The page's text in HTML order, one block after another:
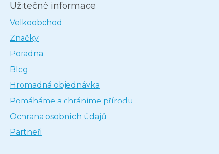
Užitečné informace
Velkoobchod
Značky
Poradna
Blog
Hromadná objednávka
Pomáháme a chráníme přírodu
Ochrana osobních údajů
Partneři